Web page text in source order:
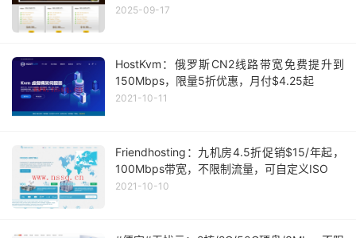
2025-09-17
HostKvm：俄罗斯CN2线路带宽免费提升到
150Mbps，限量5折优惠，月付$4.25起
2021-10-11
Friendhosting：九机房4.5折促销$15/年起，
100Mbps带宽，不限制流量，可自定义ISO
2021-10-10